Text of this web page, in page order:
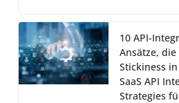
10 API-
Ansätze,
Stickiness
SaaS API
Strategies